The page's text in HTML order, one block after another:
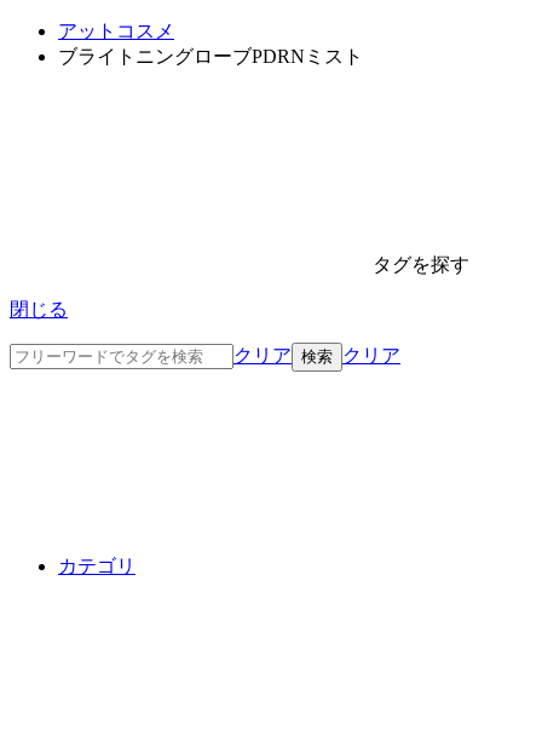
アットコスメ
ブライトニングローブPDRNミスト
タグを探す
閉じる
クリア クリア
カテゴリ